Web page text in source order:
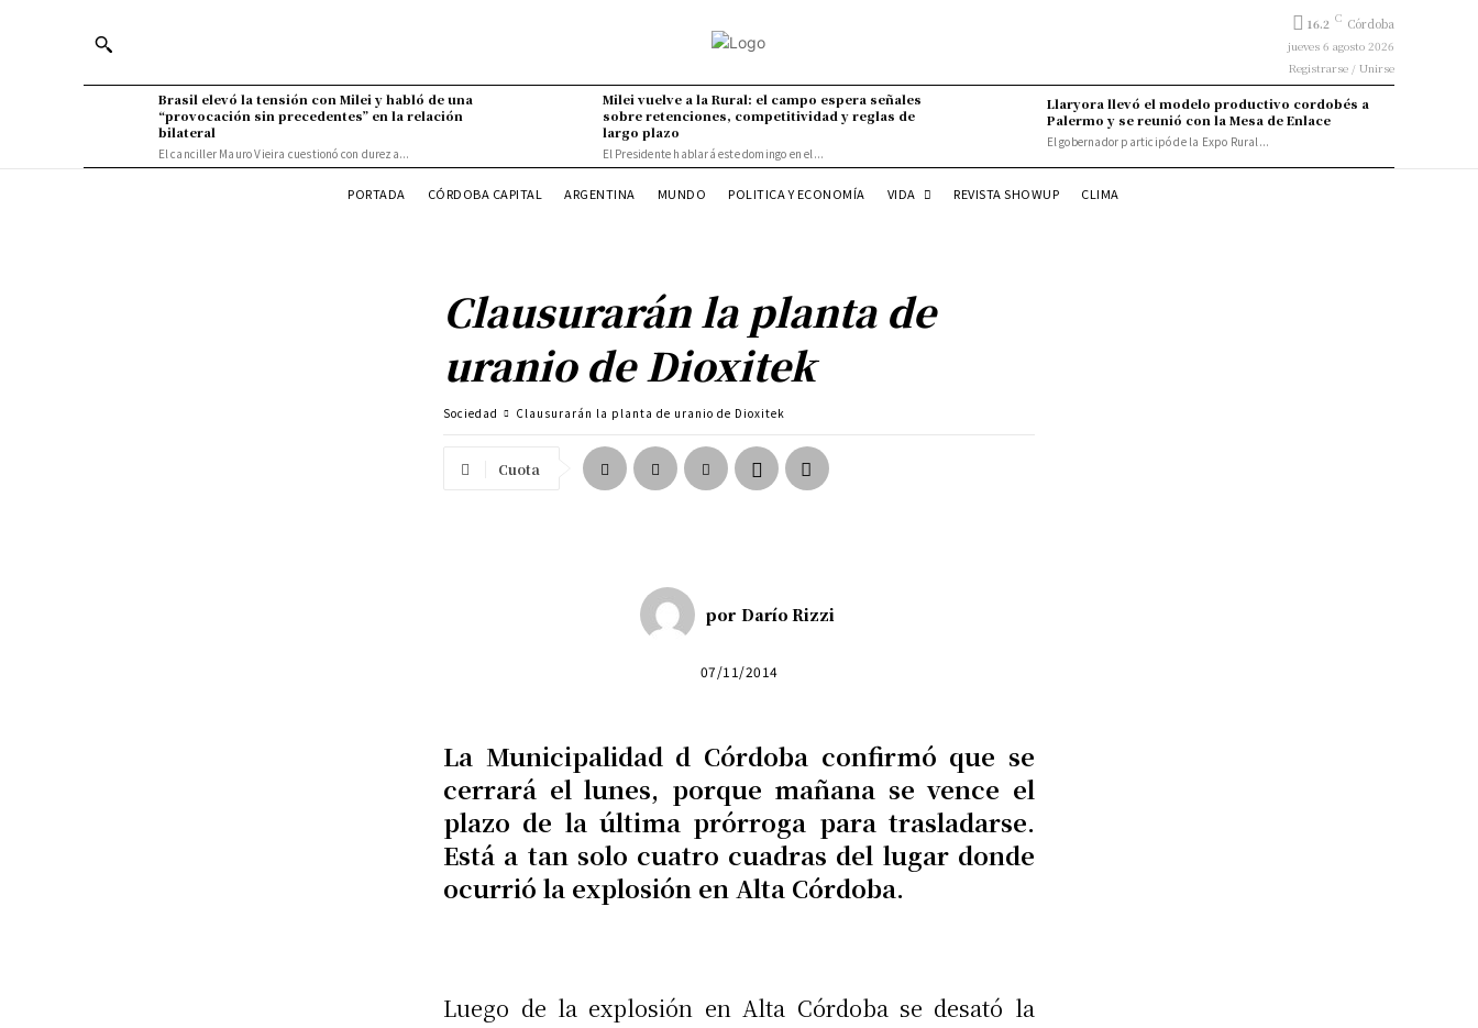
16.2 C Córdoba
jueves 6 agosto 2026
Registrarse / Unirse
Brasil elevó la tensión con Milei y habló de una
“provocación sin precedentes” en la relación
bilateral
El canciller Mauro Vieira cuestionó con dureza...
Milei vuelve a la Rural: el campo espera señales
sobre retenciones, competitividad y reglas de
largo plazo
El Presidente hablará este domingo en el...
Llaryora llevó el modelo productivo cordobés a
Palermo y se reunió con la Mesa de Enlace
El gobernador participó de la Expo Rural...
PORTADA CÓRDOBA CAPITAL ARGENTINA MUNDO POLITICA Y ECONOMÍA VIDA REVISTA SHOWUP CLIMA
Clausurarán la planta de
uranio de Dioxitek
Sociedad Clausurarán la planta de uranio de Dioxitek
Cuota
por Darío Rizzi
07/11/2014
La Municipalidad d Córdoba confirmó que se
cerrará el lunes, porque mañana se vence el
plazo de la última prórroga para trasladarse.
Está a tan solo cuatro cuadras del lugar donde
ocurrió la explosión en Alta Córdoba.
Luego de la explosión en Alta Córdoba se desató la